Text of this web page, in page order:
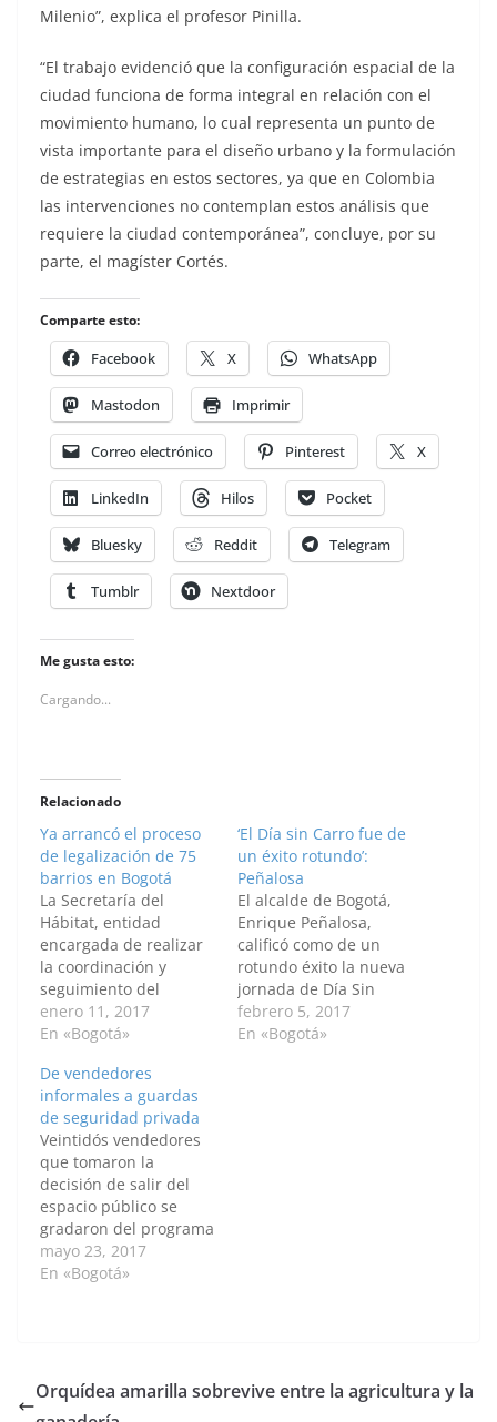
Milenio”, explica el profesor Pinilla.
“El trabajo evidenció que la configuración espacial de la
ciudad funciona de forma integral en relación con el
movimiento humano, lo cual representa un punto de
vista importante para el diseño urbano y la formulación
de estrategias en estos sectores, ya que en Colombia
las intervenciones no contemplan estos análisis que
requiere la ciudad contemporánea”, concluye, por su
parte, el magíster Cortés.
Comparte esto:
Facebook X WhatsApp
Mastodon Imprimir
Correo electrónico Pinterest X
LinkedIn Hilos Pocket
Bluesky Reddit Telegram
Tumblr Nextdoor
Me gusta esto:
Cargando...
Relacionado
Ya arrancó el proceso
de legalización de 75
barrios en Bogotá
La Secretaría del
Hábitat, entidad
encargada de realizar
la coordinación y
seguimiento del
urbanismo y
habitabilidad en la
durante 2016 la
estrategia
‘Desmarginalizar’, una
apuesta del alcalde de
Enrique Peñalosa para
construir una ‘Bogotá
Mejor Para Todos’ y
este es su balance:
Legalización de
barrios: Durante 2016,
enero 11, 2017
En «Bogotá»
‘El Día sin Carro fue de
un éxito rotundo’:
Peñalosa
El alcalde de Bogotá,
Enrique Peñalosa,
calificó como de un
rotundo éxito la nueva
jornada de Día Sin
Carro que se vivió ayer
en la ciudad, durante
febrero 5, 2017
En «Bogotá»
De vendedores
informales a guardas
de seguridad privada
Veintidós vendedores
que tomaron la
decisión de salir del
espacio público se
gradaron del programa
en Fundamentación en
Vigilancia y Seguridad
Economía Social – IPES,
les ofreció una
mayo 23, 2017
En «Bogotá»
Orquídea amarilla sobrevive entre la agricultura y la